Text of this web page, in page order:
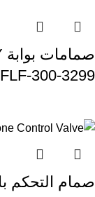
3299-300-FLF
صمام التحكم